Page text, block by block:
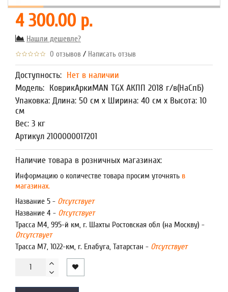
4 300.00 р.
Нашли дешевле?
0 отзывов / Написать отзыв
Доступность: Нет в наличии
Модель: КоврикАркиMAN TGX АКПП 2018 г/в(НаСпБ)
Упаковка: Длина: 50 см x Ширина: 40 см x Высота: 10
см
Вес: 3 кг
Артикул 2100000017201
Наличие товара в розничных магазинах:
Информацию о количестве товара просим уточнять в
магазинах.
Название 5 - Отсутствует
Название 4 - Отсутствует
Трасса М4, 995-й км, г. Шахты Ростовская обл (на Москву) -
Отсутствует
Трасса М7, 1022-км, г. Елабуга, Татарстан - Отсутствует